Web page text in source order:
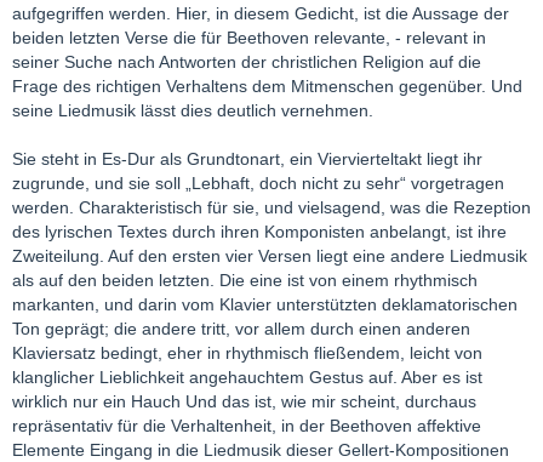
aufgegriffen werden. Hier, in diesem Gedicht, ist die Aussage der
beiden letzten Verse die für Beethoven relevante, - relevant in
seiner Suche nach Antworten der christlichen Religion auf die
Frage des richtigen Verhaltens dem Mitmenschen gegenüber. Und
seine Liedmusik lässt dies deutlich vernehmen.
Sie steht in Es-Dur als Grundtonart, ein Viervierteltakt liegt ihr
zugrunde, und sie soll „Lebhaft, doch nicht zu sehr“ vorgetragen
werden. Charakteristisch für sie, und vielsagend, was die Rezeption
des lyrischen Textes durch ihren Komponisten anbelangt, ist ihre
Zweiteilung. Auf den ersten vier Versen liegt eine andere Liedmusik
als auf den beiden letzten. Die eine ist von einem rhythmisch
markanten, und darin vom Klavier unterstützten deklamatorischen
Ton geprägt; die andere tritt, vor allem durch einen anderen
Klaviersatz bedingt, eher in rhythmisch fließendem, leicht von
klanglicher Lieblichkeit angehauchtem Gestus auf. Aber es ist
wirklich nur ein Hauch Und das ist, wie mir scheint, durchaus
repräsentativ für die Verhaltenheit, in der Beethoven affektive
Elemente Eingang in die Liedmusik dieser Gellert-Kompositionen